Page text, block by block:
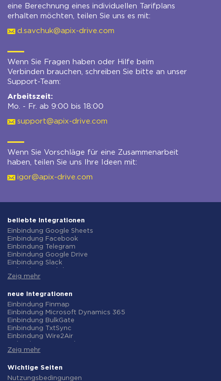
eine Berechnung eines individuellen Tarifplans
erhalten möchten, teilen Sie uns es mit:
d.savchuk@apix-drive.com
Wenn Sie Fragen haben oder Hilfe beim
Verbinden brauchen, schreiben Sie bitte an unser
Support-Team:
Arbeitszeit:
Mo. - Fr. ab 9:00 bis 18:00
support@apix-drive.com
Wenn Sie Vorschläge für eine Zusammenarbeit
haben, teilen Sie uns Ihre Ideen mit:
igor@apix-drive.com
beliebte Integrationen
Einbindung Google Sheets
Einbindung Facebook
Einbindung Telegram
Einbindung Google Drive
Einbindung Slack
Einbindung Gmail
Einbindung ClickUp
Einbindung Airtable
Einbindung Google Contacts
Einbindung OpenAI (ChatGPT)
Einbindung Instagram
Einbindung ActiveCampaign
Einbindung Typeform
Einbindung Salesforce CRM
Einbindung Notion
Zeig mehr
neue Integrationen
Einbindung Finmap
Einbindung Microsoft Dynamics 365
Einbindung BulkGate
Einbindung TxtSync
Einbindung Wire2Air
Einbindung Infobip
Einbindung AtomPark
Einbindung TXTImpact
Zeig mehr
Wichtige Seiten
Nutzungsbedingungen